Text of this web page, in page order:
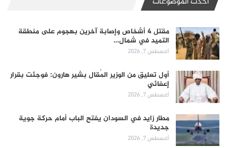
مقتل 4 أشخاص وإصابة آخرين بهجوم على منطقة
التميد في شمال…
أغسطس 7, 2026
أول تعليق من الوزير المُقال بشير هارون: فوجئت بقرار
إعفائي
أغسطس 7, 2026
مطار زايد في السودان يفتح الباب أمام حركة جوية
جديدة
أغسطس 7, 2026